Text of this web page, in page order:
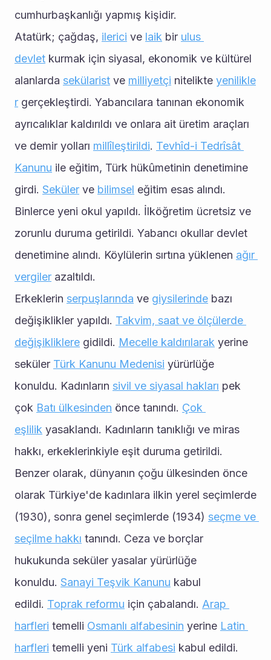
cumhurbaşkanlığı yapmış kişidir.
Atatürk; çağdaş, ilerici ve laik bir ulus
devlet kurmak için siyasal, ekonomik ve kültürel
alanlarda sekülarist ve milliyetçi nitelikte yenilikle
r gerçekleştirdi. Yabancılara tanınan ekonomik
ayrıcalıklar kaldırıldı ve onlara ait üretim araçları
ve demir yolları millîleştirildi. Tevhîd-i Tedrîsât
Kanunu ile eğitim, Türk hükûmetinin denetimine
girdi. Seküler ve bilimsel eğitim esas alındı.
Binlerce yeni okul yapıldı. İlköğretim ücretsiz ve
zorunlu duruma getirildi. Yabancı okullar devlet
denetimine alındı. Köylülerin sırtına yüklenen ağır
vergiler azaltıldı.
Erkeklerin serpuşlarında ve giysilerinde bazı
değişiklikler yapıldı. Takvim, saat ve ölçülerde
değişikliklere gidildi. Mecelle kaldırılarak yerine
seküler Türk Kanunu Medenisi yürürlüğe
konuldu. Kadınların sivil ve siyasal hakları pek
çok Batı ülkesinden önce tanındı. Çok
eşlilik yasaklandı. Kadınların tanıklığı ve miras
hakkı, erkeklerinkiyle eşit duruma getirildi.
Benzer olarak, dünyanın çoğu ülkesinden önce
olarak Türkiye'de kadınlara ilkin yerel seçimlerde
(1930), sonra genel seçimlerde (1934) seçme ve
seçilme hakkı tanındı. Ceza ve borçlar
hukukunda seküler yasalar yürürlüğe
konuldu. Sanayi Teşvik Kanunu kabul
edildi. Toprak reformu için çabalandı. Arap
harfleri temelli Osmanlı alfabesinin yerine Latin
harfleri temelli yeni Türk alfabesi kabul edildi.